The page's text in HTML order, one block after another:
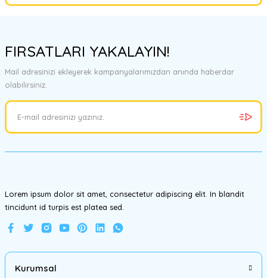
tarafımıza iletebilirsiniz.
Görüş ve önerileriniz için teşekkür ederiz.
Ürün resmi kalitesiz, bozuk veya görüntülenemiyor.
Ürün bilgilerinde hatalar bulunuyor.
FIRSATLARI YAKALAYIN!
Mail adresinizi ekleyerek kampanyalarımızdan anında haberdar
olabilirsiniz.
Lorem ipsum dolor sit amet, consectetur adipiscing elit. In blandit
tincidunt id turpis est platea sed.
Kurumsal